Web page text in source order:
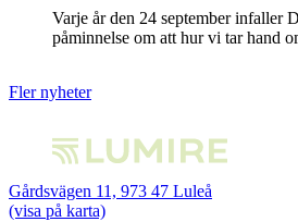
Varje år den 24 september infaller
påminnelse om att hur vi tar hand
Fler nyheter
Gårdsvägen 11, 973 47 Luleå
(visa på karta)